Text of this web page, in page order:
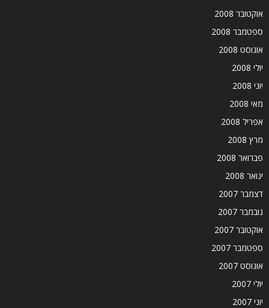
אוקטובר 2008
ספטמבר 2008
אוגוסט 2008
יולי 2008
יוני 2008
מאי 2008
אפריל 2008
מרץ 2008
פברואר 2008
ינואר 2008
דצמבר 2007
נובמבר 2007
אוקטובר 2007
ספטמבר 2007
אוגוסט 2007
יולי 2007
יוני 2007